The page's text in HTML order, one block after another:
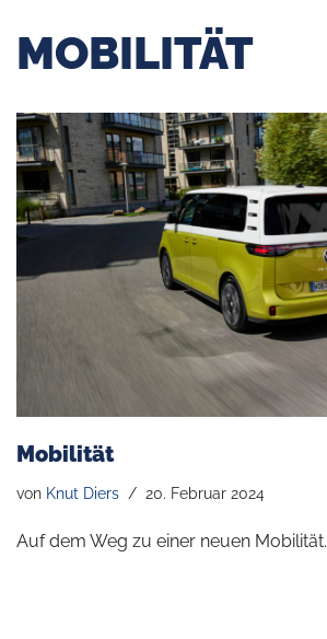
MOBILITÄT
Mobilität
von Knut Diers 20. Februar 2024
Auf dem Weg zu einer neuen Mobilität.